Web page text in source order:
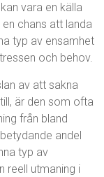
vara en källa
chans att landa
typ av ensamhet
och behov.
av att sakna
är den som ofta
från bland
andel
typ av
reell utmaning i